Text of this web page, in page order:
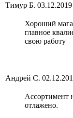
Тимур Б. 03.12.2019
Хороший
главное
свою работу
Андрей С.
Ассортимент
отлажено.